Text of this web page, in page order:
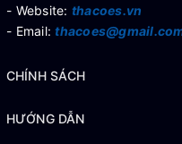
- Website: thacoes.vn
- Email:
CHÍNH SÁCH
HƯỚNG DẪN